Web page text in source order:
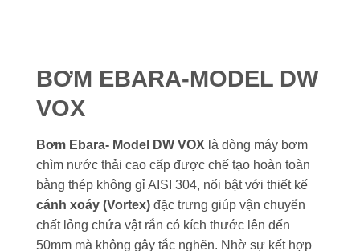
BƠM EBARA-MODEL DW
VOX
Bơm Ebara- Model DW VOX là dòng máy bơm
chìm nước thải cao cấp được chế tạo hoàn toàn
bằng thép không gỉ AISI 304, nổi bật với thiết kế
cánh xoáy (Vortex) đặc trưng giúp vận chuyển
chất lỏng chứa vật rắn có kích thước lên đến
50mm mà không gây tắc nghẽn. Nhờ sự kết hợp